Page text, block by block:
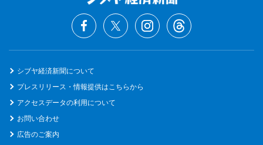
シブヤ経済新聞について
プレスリリース・情報提供はこちらから
アクセスデータの利用について
お問い合わせ
広告のご案内